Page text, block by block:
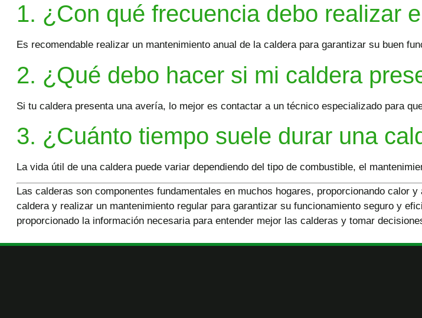
1. ¿Con qué frecuencia debo realizar
Es recomendable realizar un mantenimiento anual de la caldera para garantizar su buen
2. ¿Qué debo hacer si mi caldera
Si tu caldera presenta una avería, lo mejor es contactar a un técnico especializado para
3. ¿Cuánto tiempo suele durar una
La vida útil de una caldera puede variar dependiendo del tipo de combustible, el
Las calderas son componentes fundamentales en muchos hogares, proporcionando calor
caldera y realizar un mantenimiento regular para garantizar su funcionamiento seguro y
proporcionado la información necesaria para entender mejor las calderas y tomar